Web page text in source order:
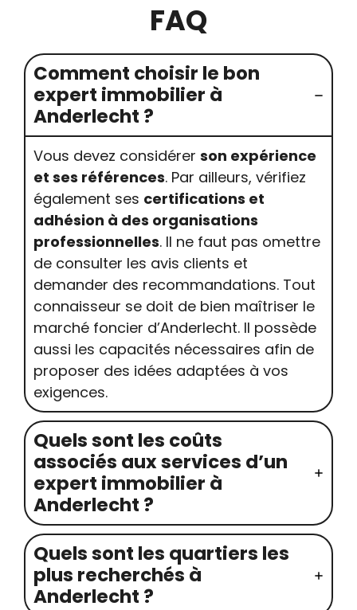
FAQ
Comment choisir le bon
expert immobilier à
Anderlecht ?
Vous devez considérer son expérience
et ses références. Par ailleurs, vérifiez
également ses certifications et
adhésion à des organisations
professionnelles. Il ne faut pas omettre
de consulter les avis clients et
demander des recommandations. Tout
connaisseur se doit de bien maîtriser le
marché foncier d’Anderlecht. Il possède
aussi les capacités nécessaires afin de
proposer des idées adaptées à vos
exigences.
Quels sont les coûts
associés aux services d’un
expert immobilier à
Anderlecht ?
Quels sont les quartiers les
plus recherchés à
Anderlecht ?